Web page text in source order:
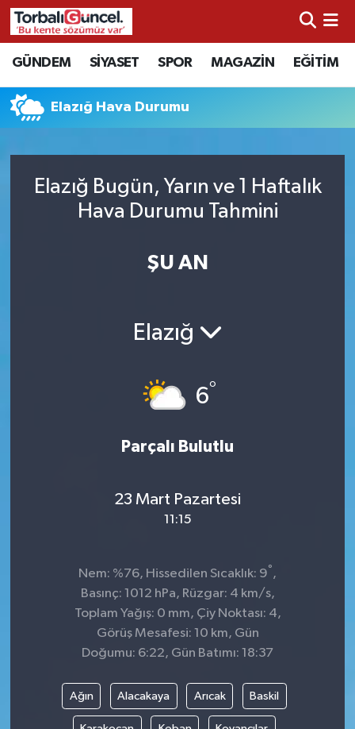
GÜNDEM SİYASET SPOR MAGAZİN EĞİTİM
Elazığ Hava Durumu
Elazığ Bugün, Yarın ve 1 Haftalık
Hava Durumu Tahmini
ŞU AN
Elazığ
6°
Parçalı Bulutlu
23 Mart Pazartesi
11:15
Nem: %76, Hissedilen Sıcaklık: 9° ,
Basınç: 1012 hPa, Rüzgar: 4 km/s,
Toplam Yağış: 0 mm, Çiy Noktası: 4,
Görüş Mesafesi: 10 km, Gün
Doğumu: 6:22, Gün Batımı: 18:37
Ağın Alacakaya Arıcak Baskil
İzmir Nöbetçi Eczaneler
İzmir Hava Durumu
İzmir Trafik Yoğunluk Haritası
Süper Lig Puan Durumu ve Fikstür